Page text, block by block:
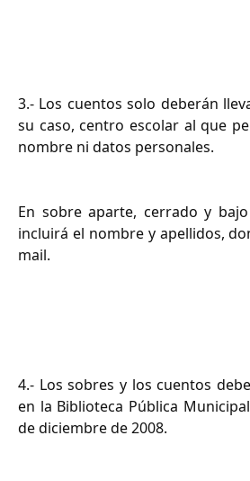
3.- Los cuentos solo deberán
su caso, centro escolar al que
nombre ni datos personales.
En sobre aparte, cerrado y
incluirá el nombre y apellidos,
mail.
4.- Los sobres y los cuentos
en la Biblioteca Pública
de diciembre de 2008.